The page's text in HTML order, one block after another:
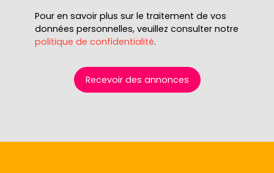
Pour en savoir plus sur le traitement de vos
données personnelles, veuillez consulter notre
politique de confidentialité.
Recevoir des annonces